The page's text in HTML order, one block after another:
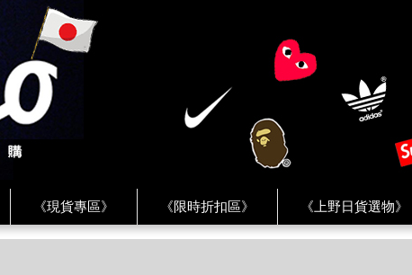
《現貨專區》 《限時折扣區》 《上野日貨選物》
《FREAK'S STORE》 《HUMAN MADE》 《Levi’s》